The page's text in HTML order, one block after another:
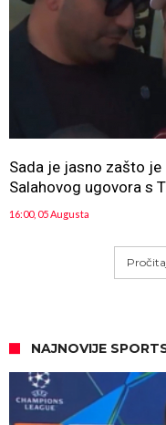
Sada je jasno zašto je
Salahovog ugovora s
16:00, 05 Augusta
NAJNOVIJE